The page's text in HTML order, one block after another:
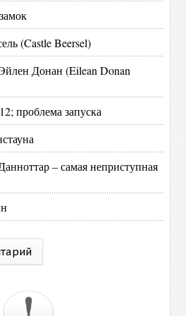
(Castle Beersel)
Донан (Eilean Donan
проблема запуска
– самая неприступная